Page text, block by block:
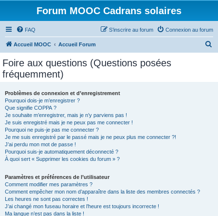
Forum MOOC Cadrans solaires
FAQ Connexion au forum
S’inscrire au forum
Accueil MOOC Accueil Forum
Foire aux questions (Questions posées
fréquemment)
Problèmes de connexion et d’enregistrement
Pourquoi dois-je m’enregistrer ?
Que signifie COPPA ?
Je souhaite m’enregistrer, mais je n’y parviens pas !
Je suis enregistré mais je ne peux pas me connecter !
Pourquoi ne puis-je pas me connecter ?
Je me suis enregistré par le passé mais je ne peux plus me connecter ?!
J’ai perdu mon mot de passe !
Pourquoi suis-je automatiquement déconnecté ?
À quoi sert « Supprimer les cookies du forum » ?
Paramètres et préférences de l’utilisateur
Comment modifier mes paramètres ?
Comment empêcher mon nom d’apparaître dans la liste des membres connectés ?
Les heures ne sont pas correctes !
J’ai changé mon fuseau horaire et l’heure est toujours incorrecte !
Ma langue n’est pas dans la liste !